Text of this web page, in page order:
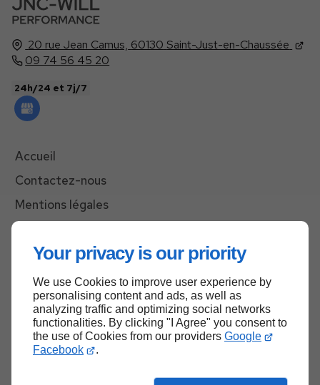
Your privacy is our priority
We use Cookies to improve user experience by
personalising content and ads, as well as
analyzing traffic and optimizing social networks
functionalities. By clicking "I Agree" you consent to
the use of Cookies from our providers Google
Facebook
.
20 rue Jean Camus, 60130 Saint-Just-en-Chaussée
09 74 56 45 20
24h/24 et 7j/7
Accueil
Contactez-nous
Mentions légales
Haut de page